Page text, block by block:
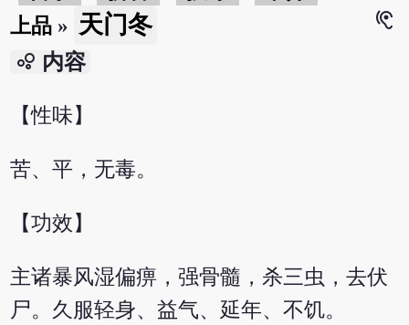
上品 » 天门冬
hearing
bubble_chart 内容
【性味】
苦、平，无毒。
【功效】
主诸暴风湿偏痹，强骨髓，杀三虫，去伏
尸。久服轻身、益气、延年、不饥。